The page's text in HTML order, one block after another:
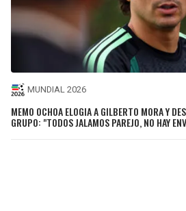
MUNDIAL 2026
MEMO OCHOA ELOGIA A GILBERTO MORA Y
GRUPO: "TODOS JALAMOS PAREJO, NO HAY